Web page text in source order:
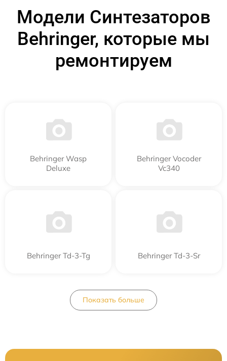
Модели Синтезаторов
Behringer, которые мы
ремонтируем
Behringer Wasp
Deluxe
Behringer Vocoder
Vc340
Behringer Td-3-Tg Behringer Td-3-Sr
Показать больше